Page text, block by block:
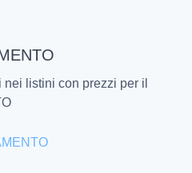
listini con prezzi per il